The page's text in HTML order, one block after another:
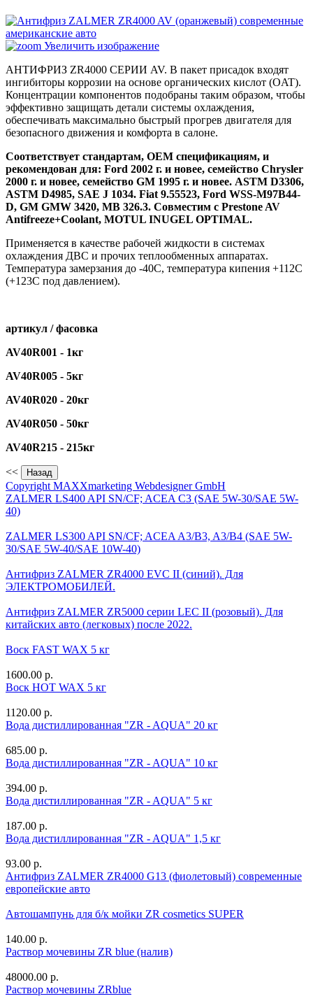
Увеличить изображение
АНТИФРИЗ ZR4000 СЕРИИ AV. В пакет присадок входят
ингибиторы коррозии на основе органических кислот (OAT).
Концентрации компонентов подобраны таким образом, чтобы
эффективно защищать детали системы охлаждения,
обеспечивать максимально быстрый прогрев двигателя для
безопасного движения и комфорта в салоне.
Соответствует стандартам, ОЕМ спецификациям, и
рекомендован для: Ford 2002 г. и новее, семейство Chrysler
2000 г. и новее, cемейство GM 1995 г. и новее. ASTM D3306,
ASTM D4985, SAE J 1034. Fiat 9.55523, Ford WSS-M97B44-
D, GM GMW 3420, MB 326.3. Совместим с Prestone AV
Antifreeze+Coolant, MOTUL INUGEL OPTIMAL.
Применяется в качестве рабочей жидкости в системах
охлаждения ДВС и прочих теплообменных аппаратах.
Температура замерзания до -40С, температура кипения +112С
(+123С под давлением).
артикул / фасовка
AV40R001 - 1кг
AV40R005 - 5кг
AV40R020 - 20кг
AV40R050 - 50кг
AV40R215 - 215кг
<<
Copyright MAXXmarketing Webdesigner GmbH
ZALMER LS400 API SN/CF; ACEA C3 (SAE 5W-30/SAE 5W-
40)
ZALMER LS300 API SN/CF; ACEA A3/B3, A3/B4 (SAE 5W-
30/SAE 5W-40/SAE 10W-40)
Антифриз ZALMER ZR4000 EVC II (синий). Для
ЭЛЕКТРОМОБИЛЕЙ.
Антифриз ZALMER ZR5000 серии LEC II (розовый). Для
китайских авто (легковых) после 2022.
Воск FAST WAX 5 кг
1600.00 р.
Воск HOT WAX 5 кг
1120.00 р.
Вода дистиллированная "ZR - AQUA" 20 кг
685.00 р.
Вода дистиллированная "ZR - AQUA" 10 кг
394.00 р.
Вода дистиллированная "ZR - AQUA" 5 кг
187.00 р.
Вода дистиллированная "ZR - AQUA" 1,5 кг
93.00 р.
Антифриз ZALMER ZR4000 G13 (фиолетовый) современные
европейские авто
Автошампунь для б/к мойки ZR cosmetics SUPER
140.00 р.
Раствор мочевины ZR blue (налив)
48000.00 р.
Раствор мочевины ZRblue